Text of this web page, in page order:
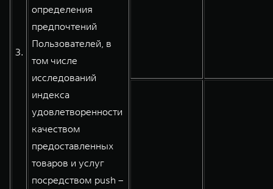
3.
определения
предпочтений
Пользователей, в
том числе
исследований
индекса
удовлетворенности
качеством
предоставленных
товаров и услуг
посредством push –